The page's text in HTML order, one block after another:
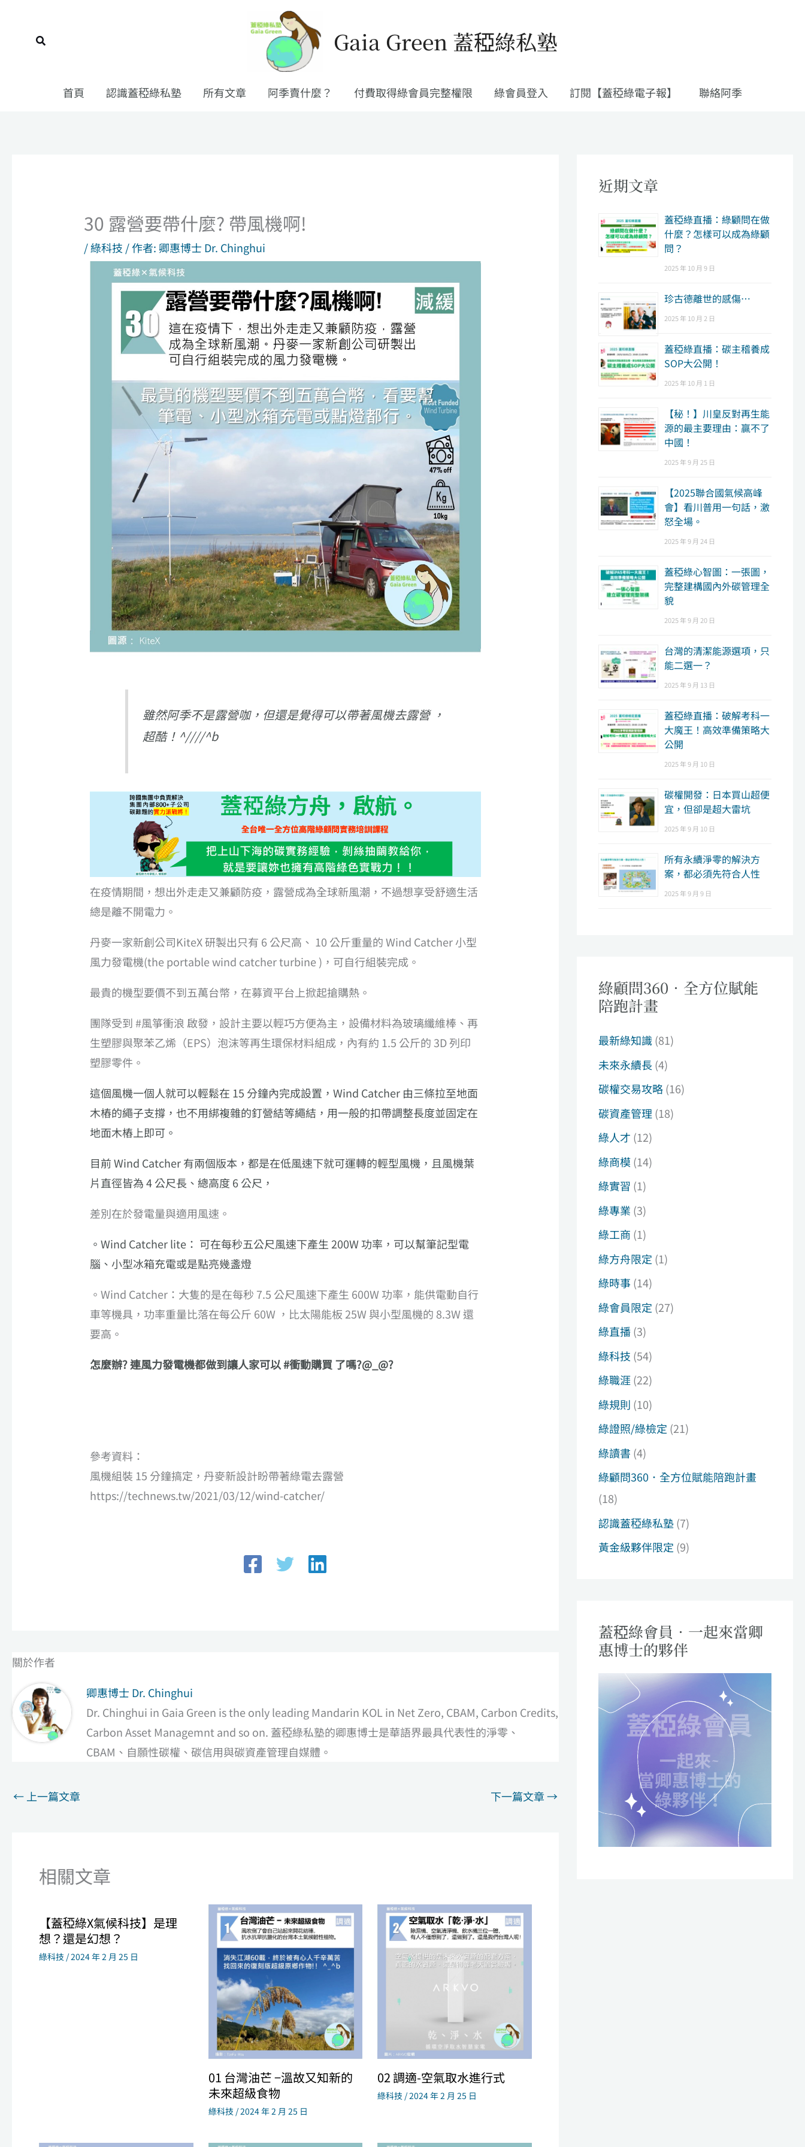
搜
Gaia Green 蓋稏綠私塾
首頁 認識蓋稏綠私塾 所有文章 阿季賣什麼？ 付費取得綠會員完整權限 綠會員登入 訂閱【蓋稏綠電子報】 聯絡阿季
30 露營要帶什麼? 帶風機啊!
/綠科技 / 作者: 卿惠博士 Dr. Chinghui
雖然阿季不是露營咖，但還是覺得可以帶著風機去露營 ，
超酷！^////^b
在疫情期間，想出外走走又兼顧防疫，露營成為全球新風潮，不過想享受舒適生活
總是離不開電力。
丹麥一家新創公司KiteX 研製出只有 6 公尺高、 10 公斤重量的 Wind Catcher 小型
風力發電機(the portable wind catcher turbine )，可自行組裝完成。
最貴的機型要價不到五萬台幣，在募資平台上掀起搶購熱。
團隊受到 #風箏衝浪 啟發，設計主要以輕巧方便為主，設備材料為玻璃纖維棒、再
生塑膠與聚苯乙烯（EPS）泡沫等再生環保材料組成，內有約 1.5 公斤的 3D 列印
塑膠零件。
這個風機一個人就可以輕鬆在 15 分鐘內完成設置，Wind Catcher 由三條拉至地面
木樁的繩子支撐，也不用綁複雜的釘營結等繩結，用一般的扣帶調整長度並固定在
地面木樁上即可。
目前 Wind Catcher 有兩個版本，都是在低風速下就可運轉的輕型風機，且風機葉
片直徑皆為 4 公尺長、總高度 6 公尺，
差別在於發電量與適用風速。
。Wind Catcher lite： 可在每秒五公尺風速下產生 200W 功率，可以幫筆記型電
腦、小型冰箱充電或是點亮幾盞燈
。Wind Catcher：大隻的是在每秒 7.5 公尺風速下產生 600W 功率，能供電動自行
車等機具，功率重量比落在每公斤 60W ，比太陽能板 25W 與小型風機的 8.3W 還
要高。
怎麼辦? 連風力發電機都做到讓人家可以 #衝動購買 了嗎?@_@?
參考資料：
風機組裝 15 分鐘搞定，丹麥新設計盼帶著綠電去露營
https://technews.tw/2021/03/12/wind-catcher/
關於作者
卿惠博士 Dr. Chinghui
Dr. Chinghui in Gaia Green is the only leading Mandarin KOL in Net Zero, CBAM, Carbon Credits,
Carbon Asset Managemnt and so on. 蓋稏綠私塾的卿惠博士是華語界最具代表性的淨零、
CBAM、自願性碳權、碳信用與碳資產管理自媒體。
←上一篇文章 下一篇文章→
相關文章
【蓋稏綠X氣候科技】是理
想？還是幻想？
綠科技 /2024 年 2 月 25 日
01 台灣油芒 −溫故又知新的
未來超級食物
綠科技 /2024 年 2 月 25 日
02 調適-空氣取水進行式
綠科技 /2024 年 2 月 25 日
近期文章
​蓋稏綠直播：綠顧問在做
什麼？怎樣可以成為綠顧
問？
2025 年 10 月 9 日
珍古德離世的感傷…
2025 年 10 月 2 日
蓋稏綠直播：碳主稽養成
SOP大公開！
2025 年 10 月 1 日
【秘！】川皇反對再生能
源的最主要理由：贏不了
中國！
2025 年 9 月 25 日
【2025聯合國氣候高峰
會】看川普用一句話，激
怒全場。
2025 年 9 月 24 日
蓋稏綠心智圖：一張圖，
完整建構國內外碳管理全
貌
2025 年 9 月 20 日
台灣的清潔能源選項，只
能二選一？
2025 年 9 月 13 日
蓋稏綠直播：破解考科一
大魔王！高效準備策略大
公開
2025 年 9 月 10 日
碳權開發：日本買山超便
宜，但卻是超大雷坑
2025 年 9 月 10 日
所有永續淨零的解決方
案，都必須先符合人性
2025 年 9 月 9 日
綠顧問360．全方位賦能
陪跑計畫
最新綠知識(81)
未來永續長 (4)
碳權交易攻略(16)
碳資產管理 (18)
綠人才 (12)
綠商模(14)
綠實習 (1)
綠專業 (3)
綠工商 (1)
綠方舟限定 (1)
綠時事(14)
綠會員限定 (27)
綠直播(3)
綠科技 (54)
綠職涯(22)
綠規則 (10)
綠證照/綠檢定 (21)
綠讀書 (4)
綠顧問360．全方位賦能陪跑計畫
(18)
認識蓋稏綠私塾(7)
黃金級夥伴限定 (9)
蓋稏綠會員．一起來當卿
惠博士的夥伴